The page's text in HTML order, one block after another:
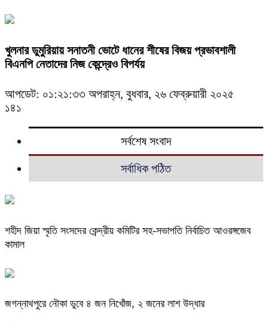
খুলনার ডুমুরিয়ায় সনাতনী ভোটে ধানের শীষের বিজয় প্রভাবশালী
বিএনপি নেতাদের নিজ কেন্দ্রেও বিপর্যয়
আপডেট: ০১:২১:৩৩ অপরাহ্ন, বুধবার, ২৬ ফেব্রুয়ারী ২০২৫
১৪১
সর্বশেষ সংবাদ
সর্বাধিক পঠিত
শহীদ জিয়া স্মৃতি সংসদের কেন্দ্রীয় কমিটির সহ-সভাপতি নির্বাচিত আওরঙ্গজেব
কামাল
জগন্নাথপুরে নৌকা ডুবে ৪ জন নিখোঁজ, ২ জনের লাশ উদ্ধার